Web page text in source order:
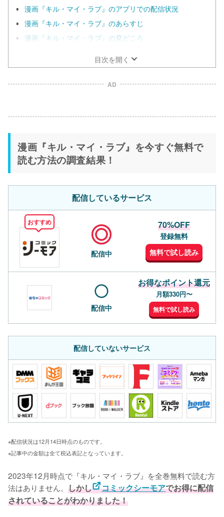
漫画『キル・マイ・ラブ』のアプリでの配信状況
漫画『キル・マイ・ラブ』のあらすじ
漫画『キル・マイ・ラブ』の見どころ
目次を開く
AD
漫画『キル・マイ・ラブ』を今すぐ無料で
読む方法の調査結果！
配信しているサービス
おすすめ
配信中
70%OFF
登録無料
無料で試し読み
配信中
お得なポイント還元
月額330円〜
無料で試し読み
配信していないサービス
※配信状況は12月14日時点のものです。
※記事中の金額は全て税込表記となっています。
2023年12月時点で『キル・マイ・ラブ』を全巻無料で読む方
法はありません。 しかし コミックシーモアでお得に配信
されていることがわかりました！